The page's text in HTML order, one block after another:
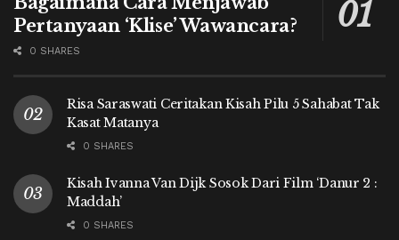
Pertanyaan ‘Klise’ Wawancara?
0 SHARES
Risa Saraswati Ceritakan Kisah Pilu 5 Sahabat Tak
Kasat Matanya
0 SHARES
Kisah Ivanna Van Dijk Sosok Dari Film ‘Danur 2 :
Maddah’
0 SHARES